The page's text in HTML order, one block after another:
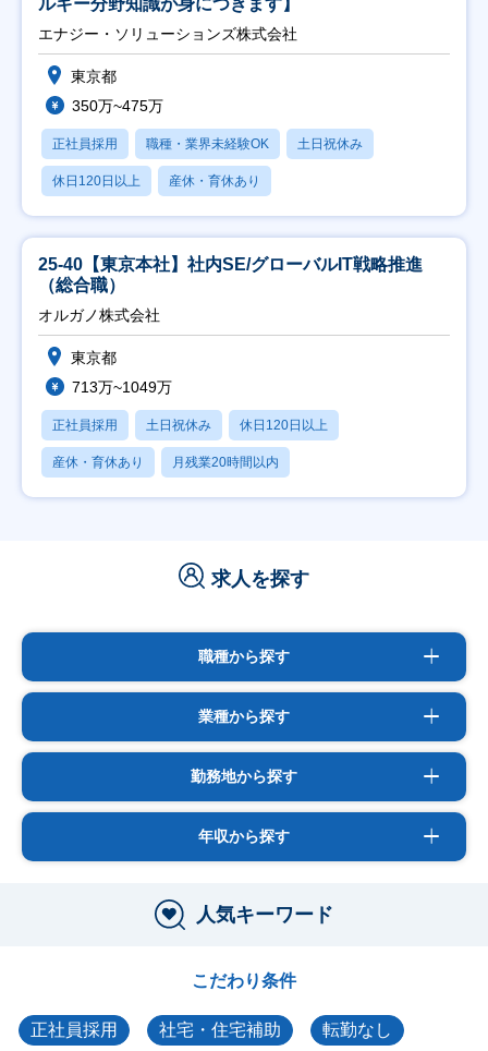
エナジー・ソリューションズ株式会社
東京都
350万~475万
正社員採用 職種・業界未経験OK 土日祝休み
休日120日以上 産休・育休あり
25-40【東京本社】社内SE/グローバルIT戦略推進
（総合職）
オルガノ株式会社
東京都
713万~1049万
正社員採用 土日祝休み 休日120日以上
産休・育休あり 月残業20時間以内
求人を探す
職種から探す
業種から探す
勤務地から探す
年収から探す
人気キーワード
こだわり条件
正社員採用 社宅・住宅補助 転勤なし